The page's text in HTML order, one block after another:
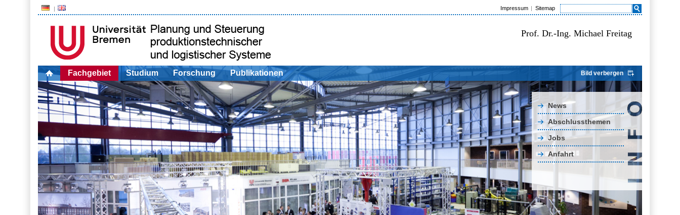
Impressum Sitemap
Prof. Dr.-Ing. Michael Freitag
Fachgebiet Studium Forschung Publikationen Bild verbergen
News
Abschlussthemen
Jobs
Anfahrt